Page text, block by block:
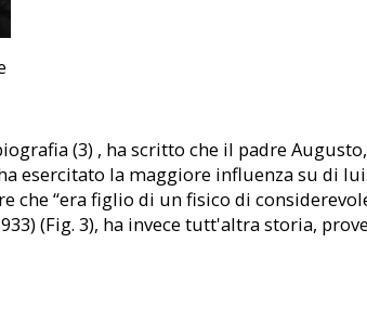
(3) , ha scritto che il padre
esercitato la maggiore influenza su di
che “era figlio di un fisico di
(Fig. 3), ha invece tutt'altra storia,